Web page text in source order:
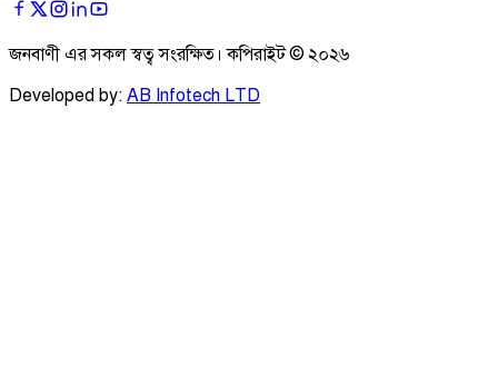
জনবাণী এর সকল স্বত্ব সংরক্ষিত। কপিরাইট © ২০২৬
Developed by: AB Infotech LTD